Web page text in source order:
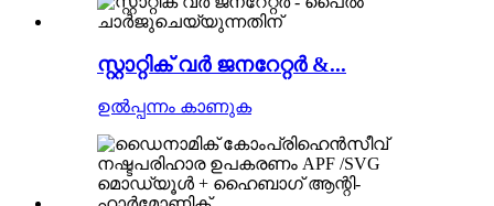
സ്റ്റാറ്റിക് വർ ജനറേറ്റർ &...
ഉൽപ്പന്നം കാണുക